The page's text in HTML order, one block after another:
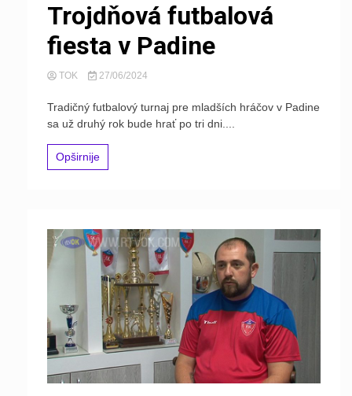
Trojdňová futbalová
fiesta v Padine
TOK 27/06/2024
Tradičný futbalový turnaj pre mladších hráčov v Padine
sa už druhý rok bude hrať po tri dni....
Opširnije